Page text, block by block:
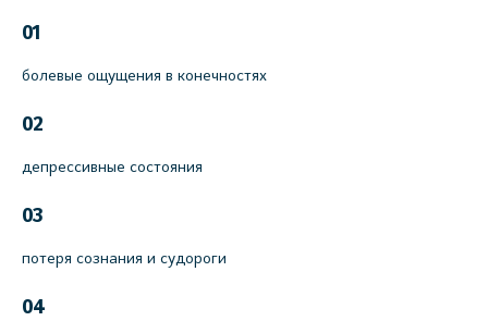
01
болевые ощущения в конечностях
02
депрессивные состояния
03
потеря сознания и судороги
04